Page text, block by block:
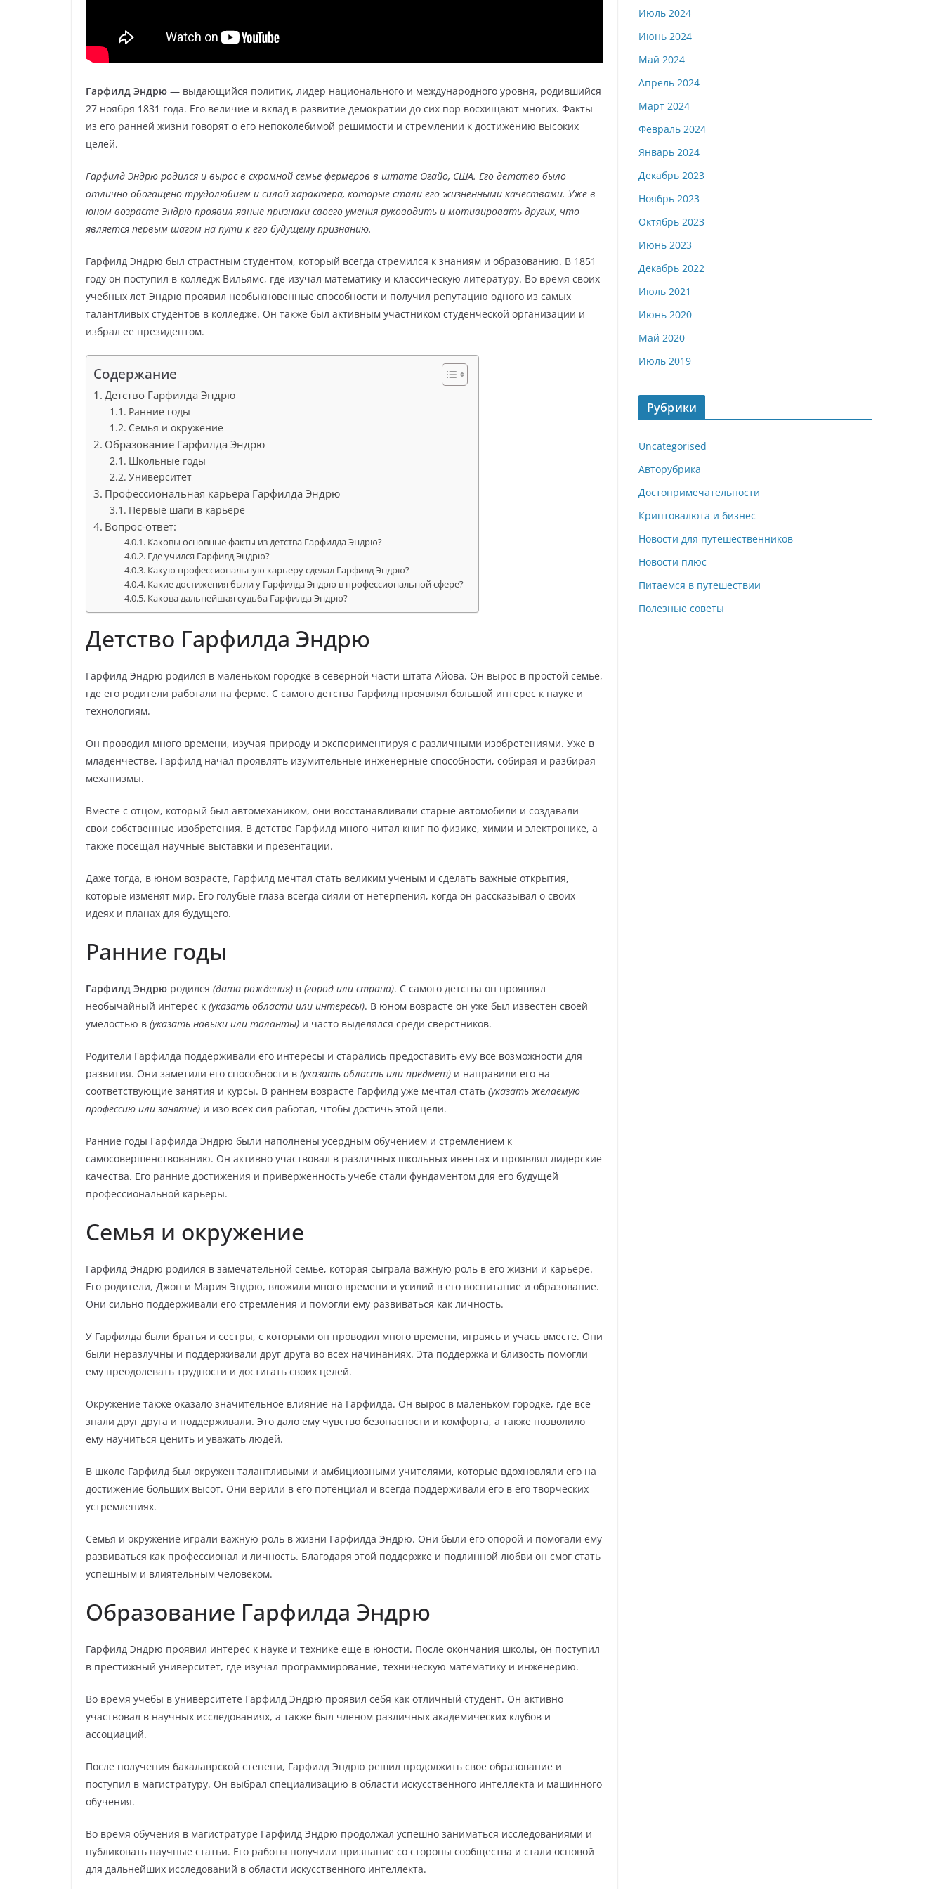
Гарфилд Эндрю — выдающийся политик, лидер национального и международного уровня, родившийся
27 ноября 1831 года. Его величие и вклад в развитие демократии до сих пор восхищают многих. Факты
из его ранней жизни говорят о его непоколебимой решимости и стремлении к достижению высоких
целей.
Гарфилд Эндрю родился и вырос в скромной семье фермеров в штате Огайо, США. Его детство было
отлично обогащено трудолюбием и силой характера, которые стали его жизненными качествами. Уже в
юном возрасте Эндрю проявил явные признаки своего умения руководить и мотивировать других, что
является первым шагом на пути к его будущему признанию.
Гарфилд Эндрю был страстным студентом, который всегда стремился к знаниям и образованию. В 1851
году он поступил в колледж Вильямс, где изучал математику и классическую литературу. Во время своих
учебных лет Эндрю проявил необыкновенные способности и получил репутацию одного из самых
талантливых студентов в колледже. Он также был активным участником студенческой организации и
избрал ее президентом.
Содержание
Детство Гарфилда Эндрю
Ранние годы
Семья и окружение
Образование Гарфилда Эндрю
Школьные годы
Университет
Профессиональная карьера Гарфилда Эндрю
Первые шаги в карьере
Вопрос-ответ:
Каковы основные факты из детства Гарфилда Эндрю?
Где учился Гарфилд Эндрю?
Какую профессиональную карьеру сделал Гарфилд Эндрю?
Какие достижения были у Гарфилда Эндрю в профессиональной сфере?
Какова дальнейшая судьба Гарфилда Эндрю?
Детство Гарфилда Эндрю
Гарфилд Эндрю родился в маленьком городке в северной части штата Айова. Он вырос в простой семье,
где его родители работали на ферме. С самого детства Гарфилд проявлял большой интерес к науке и
технологиям.
Он проводил много времени, изучая природу и экспериментируя с различными изобретениями. Уже в
младенчестве, Гарфилд начал проявлять изумительные инженерные способности, собирая и разбирая
механизмы.
Вместе с отцом, который был автомехаником, они восстанавливали старые автомобили и создавали
свои собственные изобретения. В детстве Гарфилд много читал книг по физике, химии и электронике, а
также посещал научные выставки и презентации.
Даже тогда, в юном возрасте, Гарфилд мечтал стать великим ученым и сделать важные открытия,
которые изменят мир. Его голубые глаза всегда сияли от нетерпения, когда он рассказывал о своих
идеях и планах для будущего.
Ранние годы
Гарфилд Эндрю родился (дата рождения) в (город или страна). С самого детства он проявлял
необычайный интерес к (указать области или интересы). В юном возрасте он уже был известен своей
умелостью в (указать навыки или таланты) и часто выделялся среди сверстников.
Родители Гарфилда поддерживали его интересы и старались предоставить ему все возможности для
развития. Они заметили его способности в (указать область или предмет) и направили его на
соответствующие занятия и курсы. В раннем возрасте Гарфилд уже мечтал стать (указать желаемую
профессию или занятие) и изо всех сил работал, чтобы достичь этой цели.
Ранние годы Гарфилда Эндрю были наполнены усердным обучением и стремлением к
самосовершенствованию. Он активно участвовал в различных школьных ивентах и проявлял лидерские
качества. Его ранние достижения и приверженность учебе стали фундаментом для его будущей
профессиональной карьеры.
Семья и окружение
Гарфилд Эндрю родился в замечательной семье, которая сыграла важную роль в его жизни и карьере.
Его родители, Джон и Мария Эндрю, вложили много времени и усилий в его воспитание и образование.
Они сильно поддерживали его стремления и помогли ему развиваться как личность.
У Гарфилда были братья и сестры, с которыми он проводил много времени, играясь и учась вместе. Они
были неразлучны и поддерживали друг друга во всех начинаниях. Эта поддержка и близость помогли
ему преодолевать трудности и достигать своих целей.
Окружение также оказало значительное влияние на Гарфилда. Он вырос в маленьком городке, где все
знали друг друга и поддерживали. Это дало ему чувство безопасности и комфорта, а также позволило
ему научиться ценить и уважать людей.
В школе Гарфилд был окружен талантливыми и амбициозными учителями, которые вдохновляли его на
достижение больших высот. Они верили в его потенциал и всегда поддерживали его в его творческих
устремлениях.
Семья и окружение играли важную роль в жизни Гарфилда Эндрю. Они были его опорой и помогали ему
развиваться как профессионал и личность. Благодаря этой поддержке и подлинной любви он смог стать
успешным и влиятельным человеком.
Образование Гарфилда Эндрю
Гарфилд Эндрю проявил интерес к науке и технике еще в юности. После окончания школы, он поступил
в престижный университет, где изучал программирование, техническую математику и инженерию.
Во время учебы в университете Гарфилд Эндрю проявил себя как отличный студент. Он активно
участвовал в научных исследованиях, а также был членом различных академических клубов и
ассоциаций.
После получения бакалаврской степени, Гарфилд Эндрю решил продолжить свое образование и
поступил в магистратуру. Он выбрал специализацию в области искусственного интеллекта и машинного
обучения.
Во время обучения в магистратуре Гарфилд Эндрю продолжал успешно заниматься исследованиями и
публиковать научные статьи. Его работы получили признание со стороны сообщества и стали основой
для дальнейших исследований в области искусственного интеллекта.
Июль 2024
Июнь 2024
Май 2024
Апрель 2024
Март 2024
Февраль 2024
Январь 2024
Декабрь 2023
Ноябрь 2023
Октябрь 2023
Июнь 2023
Декабрь 2022
Июль 2021
Июнь 2020
Май 2020
Июль 2019
Рубрики
Uncategorised
Авторубрика
Достопримечательности
Криптовалюта и бизнес
Новости для путешественников
Новости плюс
Питаемся в путешествии
Полезные советы